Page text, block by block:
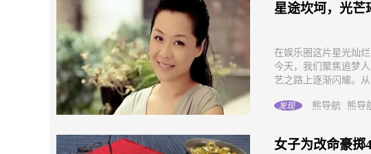
星途坎坷，光芒
在娱乐圈这片星光灿
今天，我们聚焦追梦
艺之路上逐渐闪耀。从
发现 熊导航 熊导
女子为改命豪掷